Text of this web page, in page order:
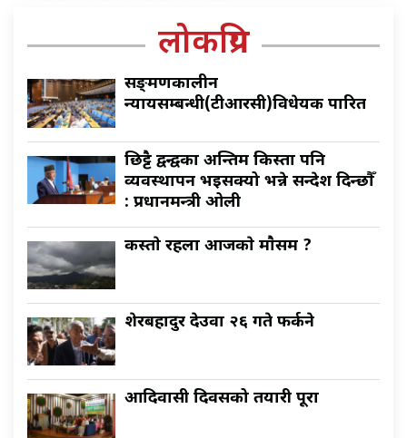
लोकप्रिय
सङ्क्रमणकालीन
न्यायसम्बन्धी(टीआरसी)विधेयक पारित
छिट्टै द्वन्द्वका अन्तिम किस्ता पनि
व्यवस्थापन भइसक्यो भन्ने सन्देश दिन्छौँ
: प्रधानमन्त्री ओली
कस्ताे रहला आजकाे माैसम ?
शेरबहादुर देउवा २६ गते फर्कने
आदिवासी दिवसको तयारी पूरा